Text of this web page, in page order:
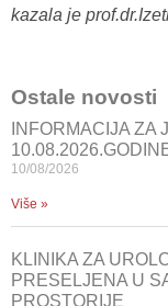
kazala je
Ostale novosti
INFORMACIJA ZA
10/08/2026
Više »
KLINIKA ZA
PRESELJENA U
PROSTORIJE